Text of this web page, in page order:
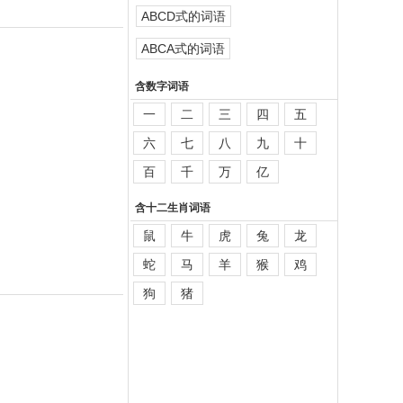
ABCD式的词语
ABCA式的词语
含数字词语
一 二 三 四
五
六
七 八 九
十
百
千 万 亿
含十二生肖词语
鼠 牛 虎 兔
龙
蛇
马 羊 猴
鸡
狗
猪